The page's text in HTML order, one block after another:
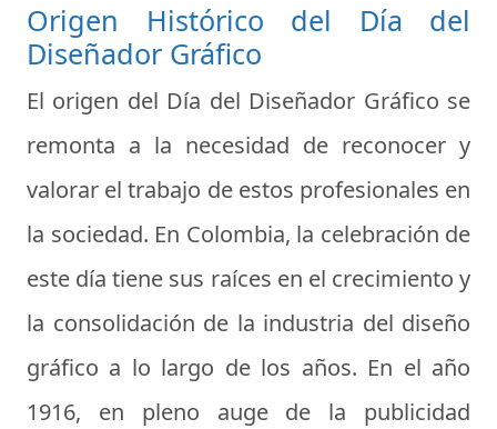
Origen Histórico del Día del
Diseñador Gráfico
El origen del Día del Diseñador Gráfico se
remonta a la necesidad de reconocer y
valorar el trabajo de estos profesionales en
la sociedad. En Colombia, la celebración de
este día tiene sus raíces en el crecimiento y
la consolidación de la industria del diseño
gráfico a lo largo de los años. En el año
1916, en pleno auge de la publicidad